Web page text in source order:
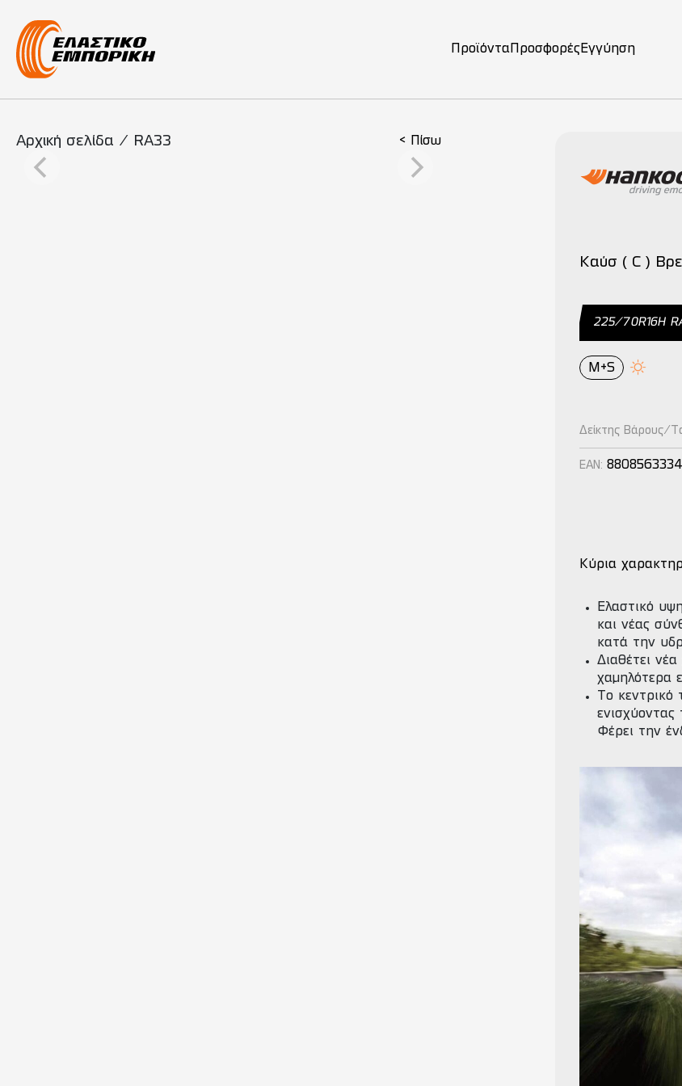
Κύρια πλοήγηση
Προϊόντα Προσφορές Εγγύηση
Αρχική σελίδα / RA33 < Πίσω
Καύσ ( C )
225/70R16H
M+S
Δείκτης Βάρους/
EAN:
Κύρια
Ελαστικό
και νέας
κατά την
Διαθέτει
χαμηλότερα
Το κεντρικό
ενισχύοντας
Φέρει την